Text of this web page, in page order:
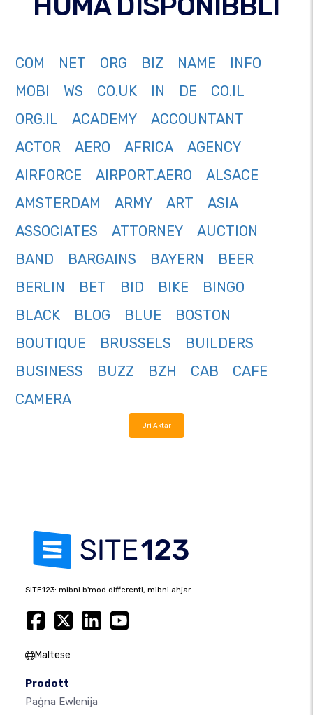
COM NET ORG BIZ NAME
INFO
MOBI
WS CO.UK IN DE
CO.IL
ORG.IL
ACADEMY
ACCOUNTANT
ACTOR
AERO AFRICA
AGENCY
AIRFORCE
AIRPORT.AERO
ALSACE
AMSTERDAM
ARMY ART
ASIA
ASSOCIATES
ATTORNEY
AUCTION
BAND
BARGAINS BAYERN
BEER
BERLIN
BET BID BIKE
BINGO
BLACK
BLOG BLUE
BOSTON
BOUTIQUE
BRUSSELS
BUILDERS
BUSINESS
BUZZ BZH CAB
CAFE
CAMERA
Uri Aktar
SITE123: mibni b'mod differenti, mibni aħjar.
Maltese
Prodott
Paġna Ewlenija